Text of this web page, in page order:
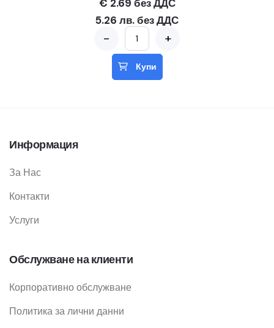
€ 2.69 без ДДС
5.26 лв. без ДДС
- +
Купи
Информация
За Нас
Контакти
Услуги
Обслужване на клиенти
Корпоративно обслужване
Политика за лични данни